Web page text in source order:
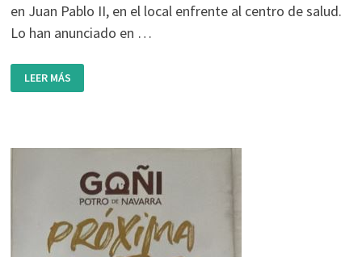
en Juan Pablo II, en el local enfrente al centro de salud.
Lo han anunciado en …
PRÓXIMA
APERTURA:
COFFING
LEER MÁS